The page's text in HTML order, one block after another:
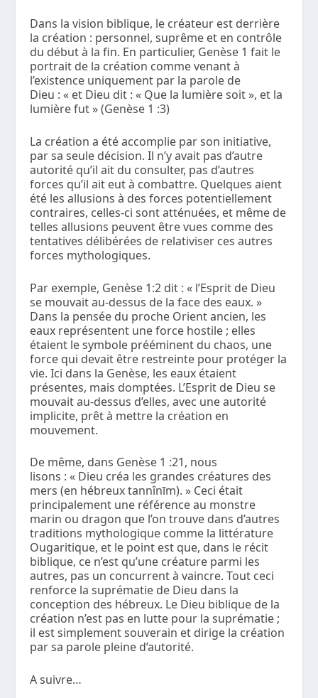
Dans la vision biblique, le créateur est derrière
la création : personnel, suprême et en contrôle
du début à la fin. En particulier, Genèse 1 fait le
portrait de la création comme venant à
l’existence uniquement par la parole de
Dieu : « et Dieu dit : « Que la lumière soit », et la
lumière fut » (Genèse 1 :3)
La création a été accomplie par son initiative,
par sa seule décision. Il n’y avait pas d’autre
autorité qu’il ait du consulter, pas d’autres
forces qu’il ait eut à combattre. Quelques aient
été les allusions à des forces potentiellement
contraires, celles-ci sont atténuées, et même de
telles allusions peuvent être vues comme des
tentatives délibérées de relativiser ces autres
forces mythologiques.
Par exemple, Genèse 1:2 dit : « l’Esprit de Dieu
se mouvait au-dessus de la face des eaux. »
Dans la pensée du proche Orient ancien, les
eaux représentent une force hostile ; elles
étaient le symbole prééminent du chaos, une
force qui devait être restreinte pour protéger la
vie. Ici dans la Genèse, les eaux étaient
présentes, mais domptées. L’Esprit de Dieu se
mouvait au-dessus d’elles, avec une autorité
implicite, prêt à mettre la création en
mouvement.
De même, dans Genèse 1 :21, nous
lisons : « Dieu créa les grandes créatures des
mers (en hébreux tannînīm). » Ceci était
principalement une référence au monstre
marin ou dragon que l’on trouve dans d’autres
traditions mythologique comme la littérature
Ougaritique, et le point est que, dans le récit
biblique, ce n’est qu’une créature parmi les
autres, pas un concurrent à vaincre. Tout ceci
renforce la suprématie de Dieu dans la
conception des hébreux. Le Dieu biblique de la
création n’est pas en lutte pour la suprématie ;
il est simplement souverain et dirige la création
par sa parole pleine d’autorité.
A suivre…